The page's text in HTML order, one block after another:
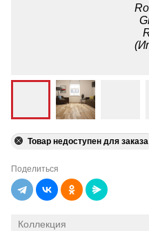
Товар недоступен для заказа
Поделиться
Коллекция